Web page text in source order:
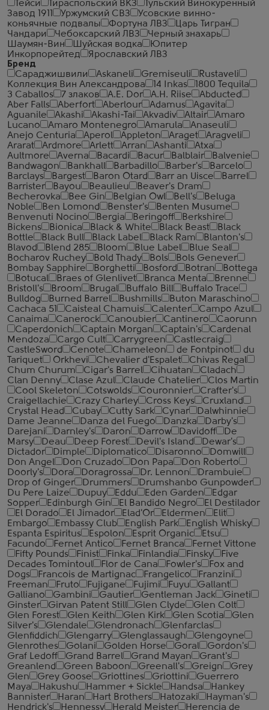
Тейси
Тираспольский ВКЗ
Тульский Винокуренный
Завод 1911
Уржумский СВЗ
Усовские винно-
коньячные подвалы
Фортуна ЛВЗ
Царь Тигран
Чандари
Чебоксарский ЛВЗ
Черный знахарь
Шаумян-Вин
Шуйская водка
Юпитер
Инкорпорейтед
Ярославский ЛВЗ
Бренд
Сараджишвили
Askaneli Gremiseuli
Rustaveli
Коллекция Вин Александрова
14 Inkas
1800 Tequila
3 Caballos
7 злаков A.E. Dor A.H. Riise
Abducted
Aber Falls
Aberfort Aberlour Adamus
Agavita
Aguanile
Akashi Akashi-Tai Akvadiv Altair
Amaro
Lucano
Amaro Montenegro Amarula
Anaseuli
Anejo Centuria
Aperol Appleton Araget
Aragveli
Ararat
Ardmore Arlett Arran Ashanti
Atxa
Aultmore
Averna Bacardi Bacur Balblair
Balvenie
Bandwagon
Bankhall Barbadillo Barber's
Barcelo
Barclays
Bargest Baron Otard Barr an Uisce
Barrel
Barrister
Bayou Beaulieu
Beaver's Dram
Becherovka
Bee Gin Belgian Owl Bell's
Beluga
Noble
Ben Lomond Benster's
Benten Musume
Benvenuti Nocino
Bergia Beringoff
Berkshire
Bickens
Bionica Black & White Black Beast
Black
Bottle
Black Bull Black Label Black Ram
Blanton's
Blavod
Blend 285 Bloom Blue Label
Blue Seal
Bocharov Ruchey
Bold Thady Bols
Bols Genever
Bombay Sapphire
Borghetti Bosford Botran
Bottega
Botucal
Braes of Glenlivet Branca Menta
Brenne
Bristoll's
Broom Brugal Buffalo Bill
Buffalo Trace
Bulldog
Burned Barrel Bushmills
Buton Maraschino
Cachaca 51
Caisteal Chamuis Calenter
Campo Azul
Canaima
Canerock Canoubier Cantinero
Caorunn
Caperdonich
Captain Morgan Captain's
Cardenal
Mendoza
Cargo Cult Carrygreen
Castlecraig
CastleSword
Cenote Chameleon de Fontpinot
du
Tariquet
Orkhevi Chevalier d'Espalet
Chivas Regal
Chum Churum
Cigar's Barrel Cihuatan
Cladach
Clan Denny
Clase Azul Claude Chatelier
Clos Martin
Cool Skeleton
Cotswolds Couronnier
Crafter's
Craigellachie
Crazy Charley Cross Keys
Cruxland
Crystal Head
Cubay Cutty Sark Cynar
Dalwhinnie
Dame Jeanne
Danza del Fuego Danzka
Darby's
Darejani
Darnley's Daron Darrow Davidoff
De
Marsy
Deau Deep Forest Devil's Island
Dewar's
Dictador
Dimple Diplomatico Disaronno
Domwill
Don Angel
Don Cruzado Don Papa
Don Roberto
Doorly's
Dora Doragrossa Dr. Lennon
Drambuie
Drop of Ginger
Drummers
Drumshanbo Gunpowder
Du Pere Laize
Dupuy Eddu Eden Garden
Edgar
Sopper
Edinburgh Gin El Bandido Negro
El Destilador
El Dorado
El Jimador Elad'Or Eldermen
Elit
Embargo
Embassy Club English Park
English Whisky
Espanta Espiritus
Espolon Esprit Organic
Etsu
Facundo
Fernet Antico Fernet Branca
Fernet Vittone
Fifty Pounds
Finist Finka Finlandia Finsky
Five
Decades Tomintoul
Flor de Cana Fowler's
Fox and
Dogs
Francois de Martignac Frangelico
Franzini
Freeman
Fruto Fujigane Fujimi Fuyu
Gallant
Galliano
Gambini Gautier Gentleman Jack
Gineti
Ginster
Girvan Patent Still Glen Clyde
Glen Colt
Glen Forest
Glen Keith Glen Kirk Glen Scotia
Glen
Silver's
Glendale Glendronach
Glenfarclas
Glenfiddich
Glengarry Glenglassaugh
Glengoyne
Glenrothes
Golani Golden Horse Goral
Gordon's
Graf Ledoff
Grand Barrel Grand Mayan
Grant's
Greanlend
Green Baboon Greenall's Greign
Grey
Glen
Grey Goose Griottines Griottini
Guerrero
Maya
Hakushu Hammer + Sickle Handsa
Hankey
Bannister
Haran Hart Brothers Hatozaki
Hayman's
Hendrick's
Hennessy Herald Meister
Herencia de